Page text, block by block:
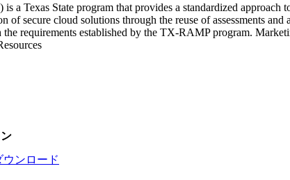
Texas State program that provides a standardized approach
secure cloud solutions through the reuse of assessments
requirements established by the TX-RAMP program.
ウンロード